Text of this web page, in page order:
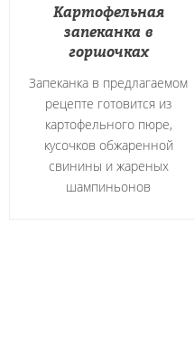
Картофельная
запеканка в
горшочках
Запеканка в предлагаемом
рецепте готовится из
картофельного пюре,
кусочков обжаренной
свинины и жареных
шампиньонов